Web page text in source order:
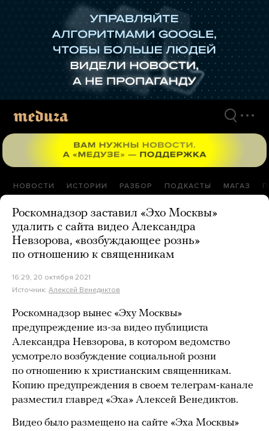
НОВОСТИ ИСТОРИИ РАЗБОР ПОДКАСТЫ МАГАЗ
Роскомнадзор заставил «Эхо Москвы»
удалить с сайта видео Александра
Невзорова, «возбуждающее рознь»
по отношению к священникам
16:29, 20 октября 2021
Источник: Алексей Венедиктов
Роскомнадзор вынес «Эху Москвы»
предупреждение из-за видео публициста
Александра Невзорова, в котором ведомство
усмотрело возбуждение социальной розни
по отношению к христианским священникам.
Копию предупреждения в своем телеграм-канале
разместил главред «Эха» Алексей Венедиктов.
Видео было размещено на сайте «Эха Москвы»